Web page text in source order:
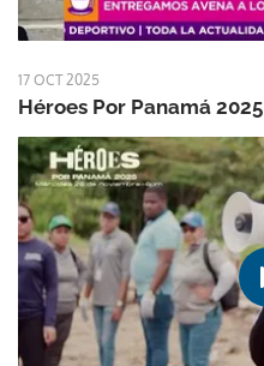
17 OCT 2025
Héroes Por Panamá 2025